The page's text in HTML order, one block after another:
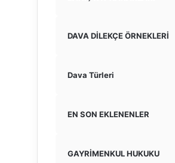
DAVA DİLEKÇE ÖRNEKLERİ
Dava Türleri
EN SON EKLENENLER
GAYRİMENKUL HUKUKU